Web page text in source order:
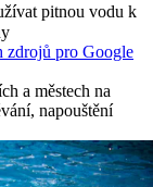
pitnou vodu k
zdrojů pro Google
a městech na
napouštění